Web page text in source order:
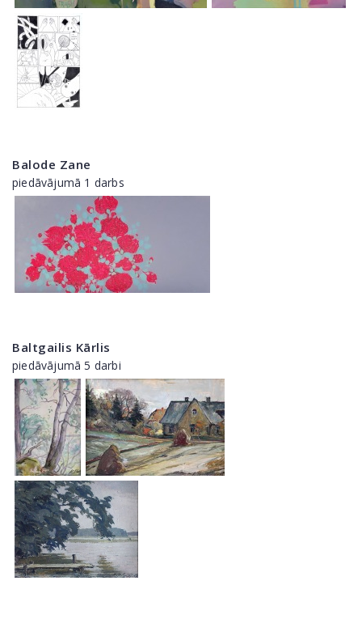
Balode Zane
piedāvājumā 1 darbs
Baltgailis Kārlis
piedāvājumā 5 darbi